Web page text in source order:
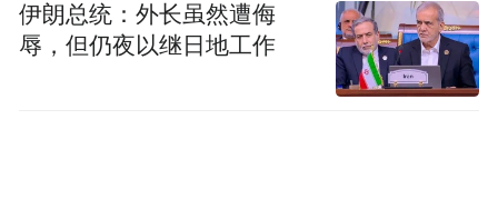
伊朗总统：外长虽然遭侮
辱，但仍夜以继日地工作